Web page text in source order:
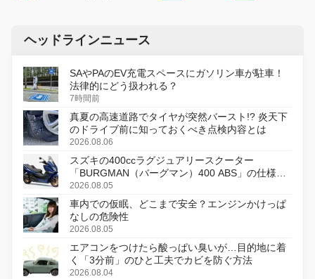
ヘッドラインニュース
SAやPAのEV充電スペースにガソリン車が駐車！
法律的にどう扱われる？
7時間前
真夏の高速道路でタイヤが突然バースト!? 炎天下
のドライブ前に知っておくべき点検内容とは
2026.08.06
スズキの400ccラグジュアリースクーター
「BURGMAN（バーグマン）400 ABS」の仕様を
変更し、8月18日に発売
2026.08.05
車内での仮眠、どこまで安全？エンジンかけっぱ
なしの危険性
2026.08.05
エアコンをつけたら酸っぱい臭いが…目的地に着
く「3分前」のひと工夫でカビを防ぐ方法
2026.08.04